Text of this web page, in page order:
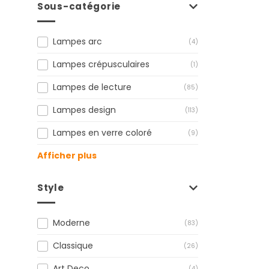
Sous-catégorie
Lampes arc (4)
Lampes crépusculaires (1)
Lampes de lecture (85)
Lampes design (113)
Lampes en verre coloré (9)
Afficher plus
Style
Moderne (83)
Classique (26)